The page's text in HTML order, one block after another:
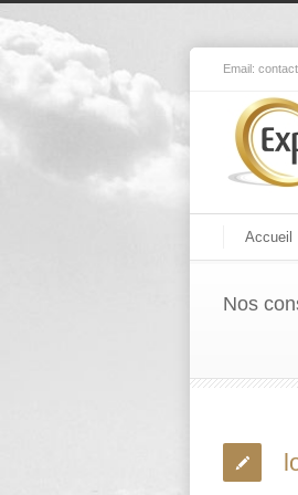
Email:
Accueil
Nos